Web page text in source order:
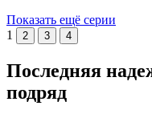
Показать ещё серии
1
2 3 4
Последняя
подряд